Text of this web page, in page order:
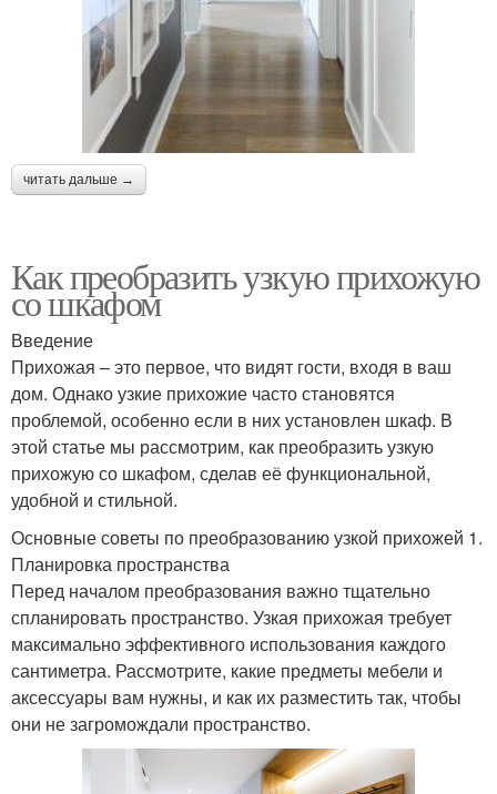
читать дальше →
Как преобразить узкую прихожую
со шкафом
Введение
Прихожая – это первое, что видят гости, входя в ваш
дом. Однако узкие прихожие часто становятся
проблемой, особенно если в них установлен шкаф. В
этой статье мы рассмотрим, как преобразить узкую
прихожую со шкафом, сделав её функциональной,
удобной и стильной.
Основные советы по преобразованию узкой прихожей 1.
Планировка пространства
Перед началом преобразования важно тщательно
спланировать пространство. Узкая прихожая требует
максимально эффективного использования каждого
сантиметра. Рассмотрите, какие предметы мебели и
аксессуары вам нужны, и как их разместить так, чтобы
они не загромождали пространство.